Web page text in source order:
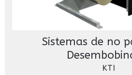
Sistemas de no
KTI